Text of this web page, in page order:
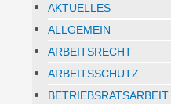
AKTUELLES
ALLGEMEIN
ARBEITSRECHT
ARBEITSSCHUTZ
BETRIEBSRATSARBEIT